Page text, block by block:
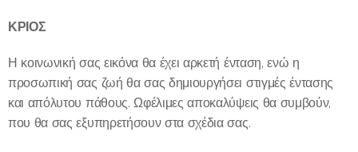
ΚΡΙΟΣ
Η κοινωνική σας εικόνα θα έχει αρκετή ένταση, ενώ η
προσωπική σας ζωή θα σας δημιουργήσει στιγμές έντασης
και απόλυτου πάθους. Ωφέλιμες αποκαλύψεις θα συμβούν,
που θα σας εξυπηρετήσουν στα σχέδια σας.